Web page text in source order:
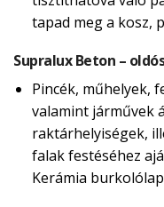
tapad meg a kosz,
Supralux Beton –
Pincék, műhelyek,
valamint járművek
raktárhelyiségek,
falak festéséhez
Kerámia